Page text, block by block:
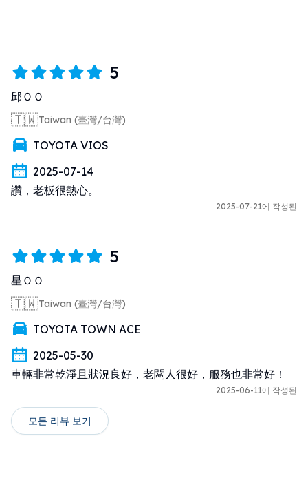
5
邱ＯＯ
🇹🇼Taiwan (臺灣/台灣)
TOYOTA VIOS
2025-07-14
讚，老板很熱心。
2025-07-21에 작성된
5
星ＯＯ
🇹🇼Taiwan (臺灣/台灣)
TOYOTA TOWN ACE
2025-05-30
車輛非常乾淨且狀況良好，老闆人很好，服務也非常好！
2025-06-11에 작성된
모든 리뷰 보기